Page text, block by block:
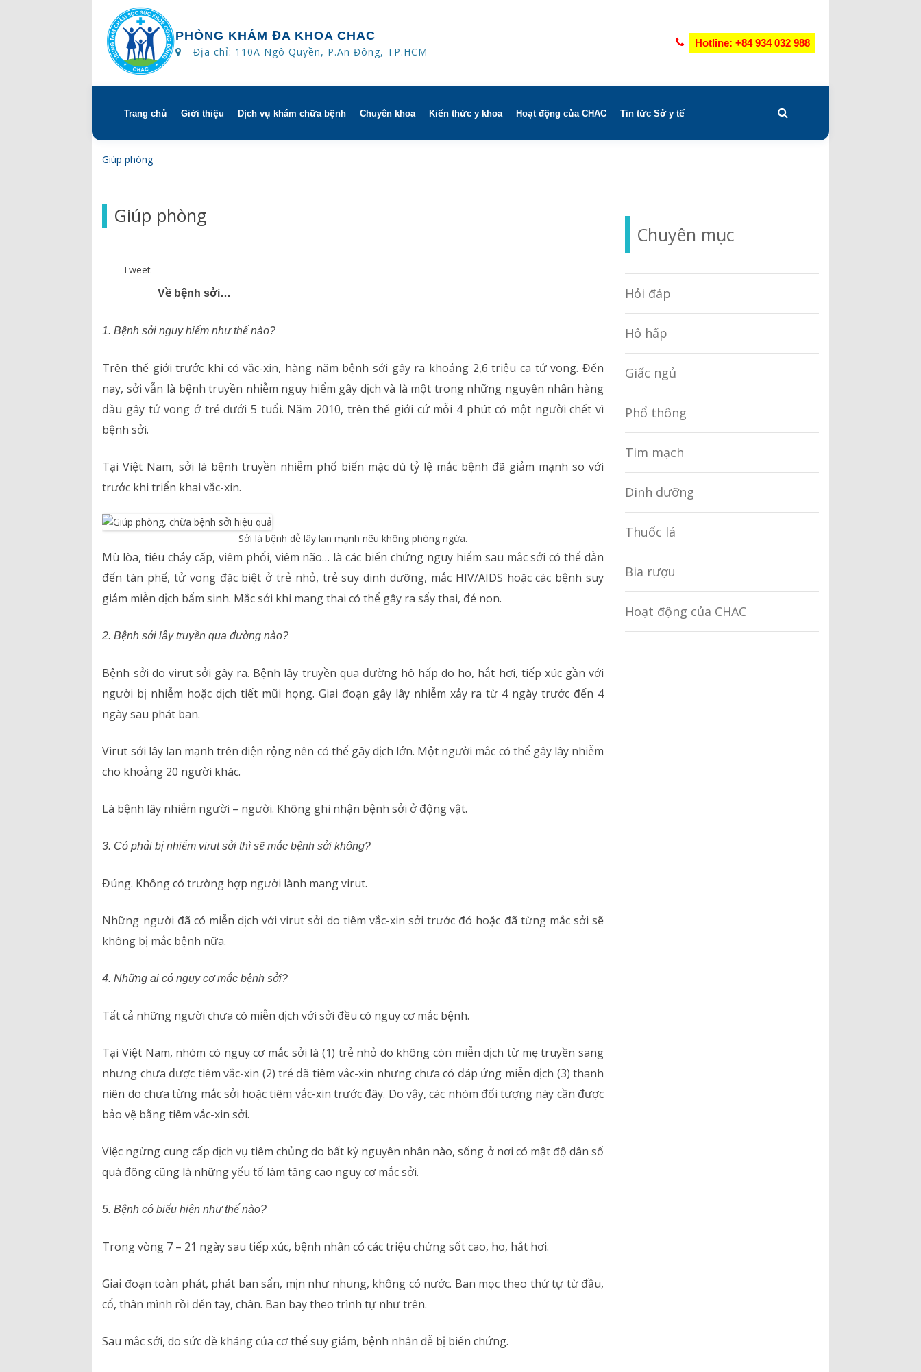
PHÒNG KHÁM ĐA KHOA CHAC
Địa chỉ: 110A Ngô Quyền, P.An Đông, TP.HCM
Hotline: +84 934 032 988
Skip
Trang chủ Giới thiệu
Quyền và trách nhiệm của người
Bảng giá dịch vụ
Danh mục giá thuốc
Dịch vụ khám chữa bệnh Chuyên khoa
Rối loạn chuyển hóa
Nhà thuốc
Kiến thức y khoa Hoạt động của CHAC Tin tức Sở y tế
Giúp phòng
Giúp phòng
Tweet
Về bệnh sởi…
1. Bệnh sởi nguy hiểm như thế nào?
Trên thế giới trước khi có vắc-xin, hàng năm bệnh sởi gây ra khoảng 2,6 triệu ca tử vong. Đến
nay, sởi vẫn là bệnh truyền nhiễm nguy hiểm gây dịch và là một trong những nguyên nhân hàng
đầu gây tử vong ở trẻ dưới 5 tuổi. Năm 2010, trên thế giới cứ mỗi 4 phút có một người chết vì
bệnh sởi.
Tại Việt Nam, sởi là bệnh truyền nhiễm phổ biến mặc dù tỷ lệ mắc bệnh đã giảm mạnh so với
trước khi triển khai vắc-xin.
Sởi là bệnh dễ lây lan mạnh nếu không phòng ngừa.
Mù lòa, tiêu chảy cấp, viêm phổi, viêm não… là các biến chứng nguy hiểm sau mắc sởi có thể dẫn
đến tàn phế, tử vong đặc biệt ở trẻ nhỏ, trẻ suy dinh dưỡng, mắc HIV/AIDS hoặc các bệnh suy
giảm miễn dịch bẩm sinh. Mắc sởi khi mang thai có thể gây ra sẩy thai, đẻ non.
2. Bệnh sởi lây truyền qua đường nào?
Bệnh sởi do virut sởi gây ra. Bệnh lây truyền qua đường hô hấp do ho, hắt hơi, tiếp xúc gần với
người bị nhiễm hoặc dịch tiết mũi họng. Giai đoạn gây lây nhiễm xảy ra từ 4 ngày trước đến 4
ngày sau phát ban.
Virut sởi lây lan mạnh trên diện rộng nên có thể gây dịch lớn. Một người mắc có thể gây lây nhiễm
cho khoảng 20 người khác.
Là bệnh lây nhiễm người – người. Không ghi nhận bệnh sởi ở động vật.
3. Có phải bị nhiễm virut sởi thì sẽ mắc bệnh sởi không?
Đúng. Không có trường hợp người lành mang virut.
Những người đã có miễn dịch với virut sởi do tiêm vắc-xin sởi trước đó hoặc đã từng mắc sởi sẽ
không bị mắc bệnh nữa.
4. Những ai có nguy cơ mắc bệnh sởi?
Tất cả những người chưa có miễn dịch với sởi đều có nguy cơ mắc bệnh.
Tại Việt Nam, nhóm có nguy cơ mắc sởi là (1) trẻ nhỏ do không còn miễn dịch từ mẹ truyền sang
nhưng chưa được tiêm vắc-xin (2) trẻ đã tiêm vắc-xin nhưng chưa có đáp ứng miễn dịch (3) thanh
niên do chưa từng mắc sởi hoặc tiêm vắc-xin trước đây. Do vậy, các nhóm đối tượng này cần được
bảo vệ bằng tiêm vắc-xin sởi.
Việc ngừng cung cấp dịch vụ tiêm chủng do bất kỳ nguyên nhân nào, sống ở nơi có mật độ dân số
quá đông cũng là những yếu tố làm tăng cao nguy cơ mắc sởi.
5. Bệnh có biểu hiện như thế nào?
Trong vòng 7 – 21 ngày sau tiếp xúc, bệnh nhân có các triệu chứng sốt cao, ho, hắt hơi.
Giai đoạn toàn phát, phát ban sẩn, mịn như nhung, không có nước. Ban mọc theo thứ tự từ đầu,
cổ, thân mình rồi đến tay, chân. Ban bay theo trình tự như trên.
Sau mắc sởi, do sức đề kháng của cơ thể suy giảm, bệnh nhân dễ bị biến chứng.
Chuyên mục
Hỏi đáp
Hô hấp
Giấc ngủ
Phổ thông
Tim mạch
Dinh dưỡng
Thuốc lá
Bia rượu
Hoạt động của CHAC